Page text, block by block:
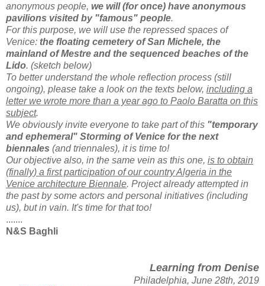
anonymous people, we will (for once) have anonymous
pavilions visited by "famous" people.
For this purpose, we will use the repressed spaces of
Venice: the floating cemetery of San Michele, the
mainland of Mestre and the sequenced beaches of the
Lido. (sketch below)
To better understand the whole reflection process (still
ongoing), please take a look on the texts below, including a
letter we wrote more than a year ago to Paolo Baratta on this
subject.
We obviously invite everyone to take part of this "temporary
and ephemeral" Storming of Venice for the next
biennales (and triennales), it is time to!
Our objective also, in the same vein as this one, is to obtain
(finally) a first participation of our country Algeria in the
Venice architecture Biennale. Project already attempted in
the past by some actors and personal initiatives (including
us), but in vain. It's time for that too!
.......
N&S Baghli
Learning from Denise
Philadelphia, June 28th, 2019